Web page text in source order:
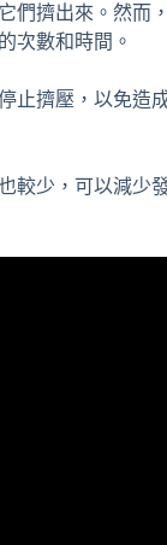
們擠出來。然而
次數和時間。
止擠壓，以免造
較少，可以減少